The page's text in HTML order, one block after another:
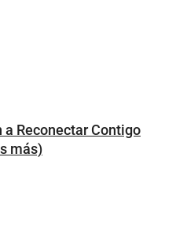
a Reconectar Contigo
más)